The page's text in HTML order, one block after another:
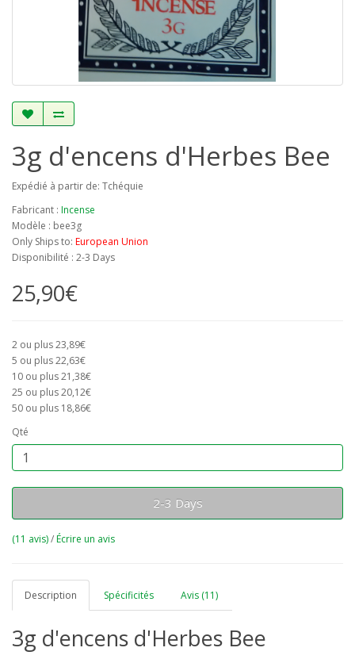
3g d'encens d'Herbes Bee
Expédié à partir de: Tchéquie
Fabricant : Incense
Modèle : bee3g
Only Ships to: European Union
Disponibilité : 2-3 Days
25,90€
2 ou plus 23,89€
5 ou plus 22,63€
10 ou plus 21,38€
25 ou plus 20,12€
50 ou plus 18,86€
Qté
2-3 Days
(11 avis)/Écrire un avis
Description Spécificités Avis (11)
3g d'encens d'Herbes Bee